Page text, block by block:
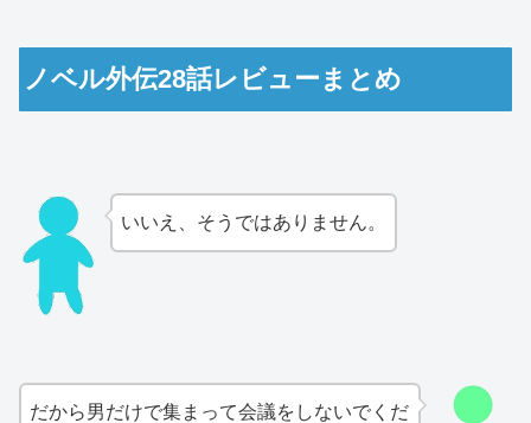
ノベル外伝28話レビューまとめ
いいえ、そうではありません。
だから男だけで集まって会議をしないでくだ